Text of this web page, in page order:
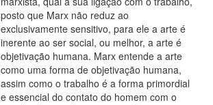
posto que Marx não reduz ao
exclusivamente sensitivo, para ele a arte é
inerente ao ser social, ou melhor, a arte é
objetivação humana. Marx entende a arte
como uma forma de objetivação humana,
assim como o trabalho é a forma primordial
e essencial do contato do homem com o